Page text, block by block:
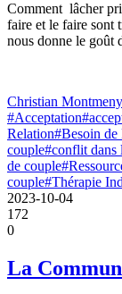
Comment lâcher
faire et le faire sont
nous donne le goût
Christian Montmeny
#Acceptation
Relation#Besoin de
couple#conflit dans
de couple
couple#Thérapie
2023-10-04
172
0
La